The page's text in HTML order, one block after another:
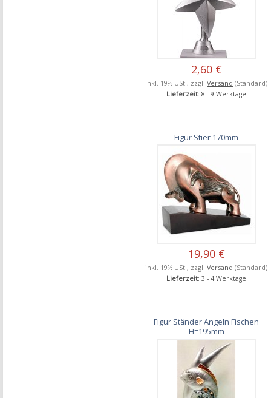
2,60 €
inkl. 19% USt., zzgl.Versand (Standard)
Lieferzeit: 8 - 9 Werktage
Figur Stier 170mm
19,90 €
inkl. 19% USt., zzgl.Versand (Standard)
Lieferzeit: 3 - 4 Werktage
Figur Ständer Angeln Fischen
H=195mm